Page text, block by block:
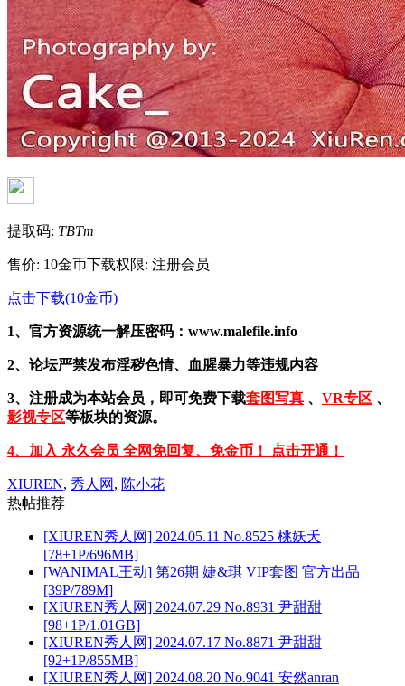
提取码: TBTm
售价: 10金币下载权限: 注册会员
点击下载(10金币)
1、官方资源统一解压密码：www.malefile.info
2、论坛严禁发布淫秽色情、血腥暴力等违规内容
3、注册成为本站会员，即可免费下载套图写真 、 VR专区 、
影视专区等板块的资源。
4、加入 永久会员 全网免回复、免金币！ 点击开通！
XIUREN, 秀人网 , 陈小花
热帖推荐
[XIUREN秀人网] 2024.05.11 No.8525 桃妖夭
[78+1P/696MB]
[WANIMAL王动] 第26期 婕&琪 VIP套图 官方出品
[39P/789M]
[XIUREN秀人网] 2024.07.29 No.8931 尹甜甜
[98+1P/1.01GB]
[XIUREN秀人网] 2024.07.17 No.8871 尹甜甜
[92+1P/855MB]
[XIUREN秀人网] 2024.08.20 No.9041 安然anran